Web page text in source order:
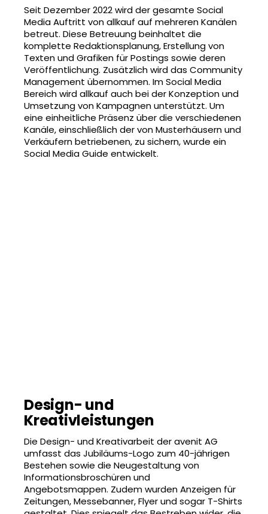
Seit Dezember 2022 wird der gesamte Social
Media Auftritt von allkauf auf mehreren Kanälen
betreut. Diese Betreuung beinhaltet die
komplette Redaktionsplanung, Erstellung von
Texten und Grafiken für Postings sowie deren
Veröffentlichung. Zusätzlich wird das Community
Management übernommen. Im Social Media
Bereich wird allkauf auch bei der Konzeption und
Umsetzung von Kampagnen unterstützt. Um
eine einheitliche Präsenz über die verschiedenen
Kanäle, einschließlich der von Musterhäusern und
Verkäufern betriebenen, zu sichern, wurde ein
Social Media Guide entwickelt.
Design- und
Kreativleistungen
Die Design- und Kreativarbeit der avenit AG
umfasst das Jubiläums-Logo zum 40-jährigen
Bestehen sowie die Neugestaltung von
Informationsbroschüren und
Angebotsmappen. Zudem wurden Anzeigen für
Zeitungen, Messebanner, Flyer und sogar T-Shirts